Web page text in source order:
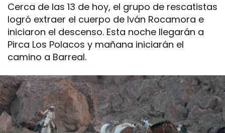
Cerca de las 13 de hoy, el grupo de rescatistas
logró extraer el cuerpo de Iván Rocamora e
iniciaron el descenso. Esta noche llegarán a
Pirca Los Polacos y mañana iniciarán el
camino a Barreal.